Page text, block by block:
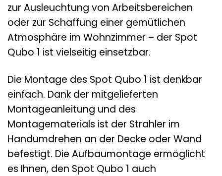
zur Ausleuchtung von Arbeitsbereichen
oder zur Schaffung einer gemütlichen
Atmosphäre im Wohnzimmer – der Spot
Qubo 1 ist vielseitig einsetzbar.
Die Montage des Spot Qubo 1 ist denkbar
einfach. Dank der mitgelieferten
Montageanleitung und des
Montagematerials ist der Strahler im
Handumdrehen an der Decke oder Wand
befestigt. Die Aufbaumontage ermöglicht
es Ihnen, den Spot Qubo 1 auch